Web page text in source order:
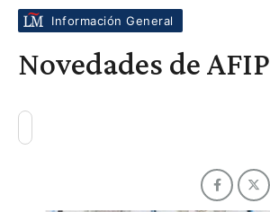
Información General
Novedades de AFIP